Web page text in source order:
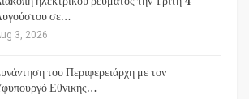
σε…
3, 2026
του Περιφερειάρχη με τον
Εθνικής…